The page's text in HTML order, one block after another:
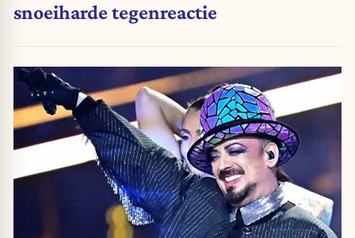
snoeiharde tegenreactie